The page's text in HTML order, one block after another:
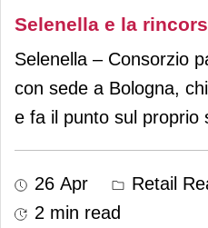
Selenella e la
Selenella – Consorzio
con sede a Bologna,
e fa il punto sul proprio
26 Apr
Retail
2 min read